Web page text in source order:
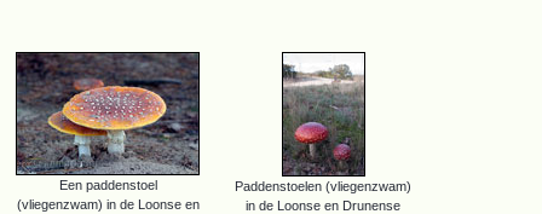
Een paddenstoel
(vliegenzwam) in de Loonse en
Paddenstoelen (vliegenzwam)
in de Loonse en Drunense